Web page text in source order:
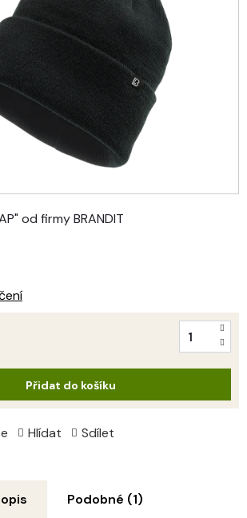
od firmy BRANDIT
Hlídat Sdílet
Přidat do košíku
Podobné (1)